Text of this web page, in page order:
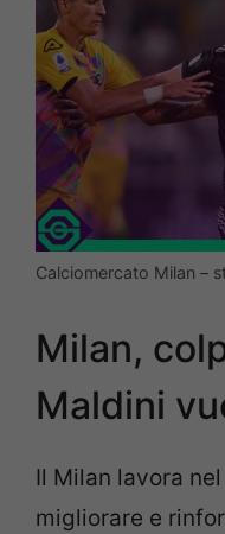
Calciomercato Milan –
Milan,
Maldini
Il Milan lavora
migliorare e